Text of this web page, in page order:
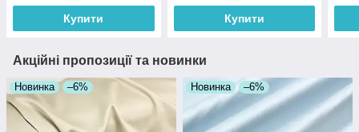
Купити Купити
Акційні пропозиції та новинки
Новинка –6% Новинка –6%